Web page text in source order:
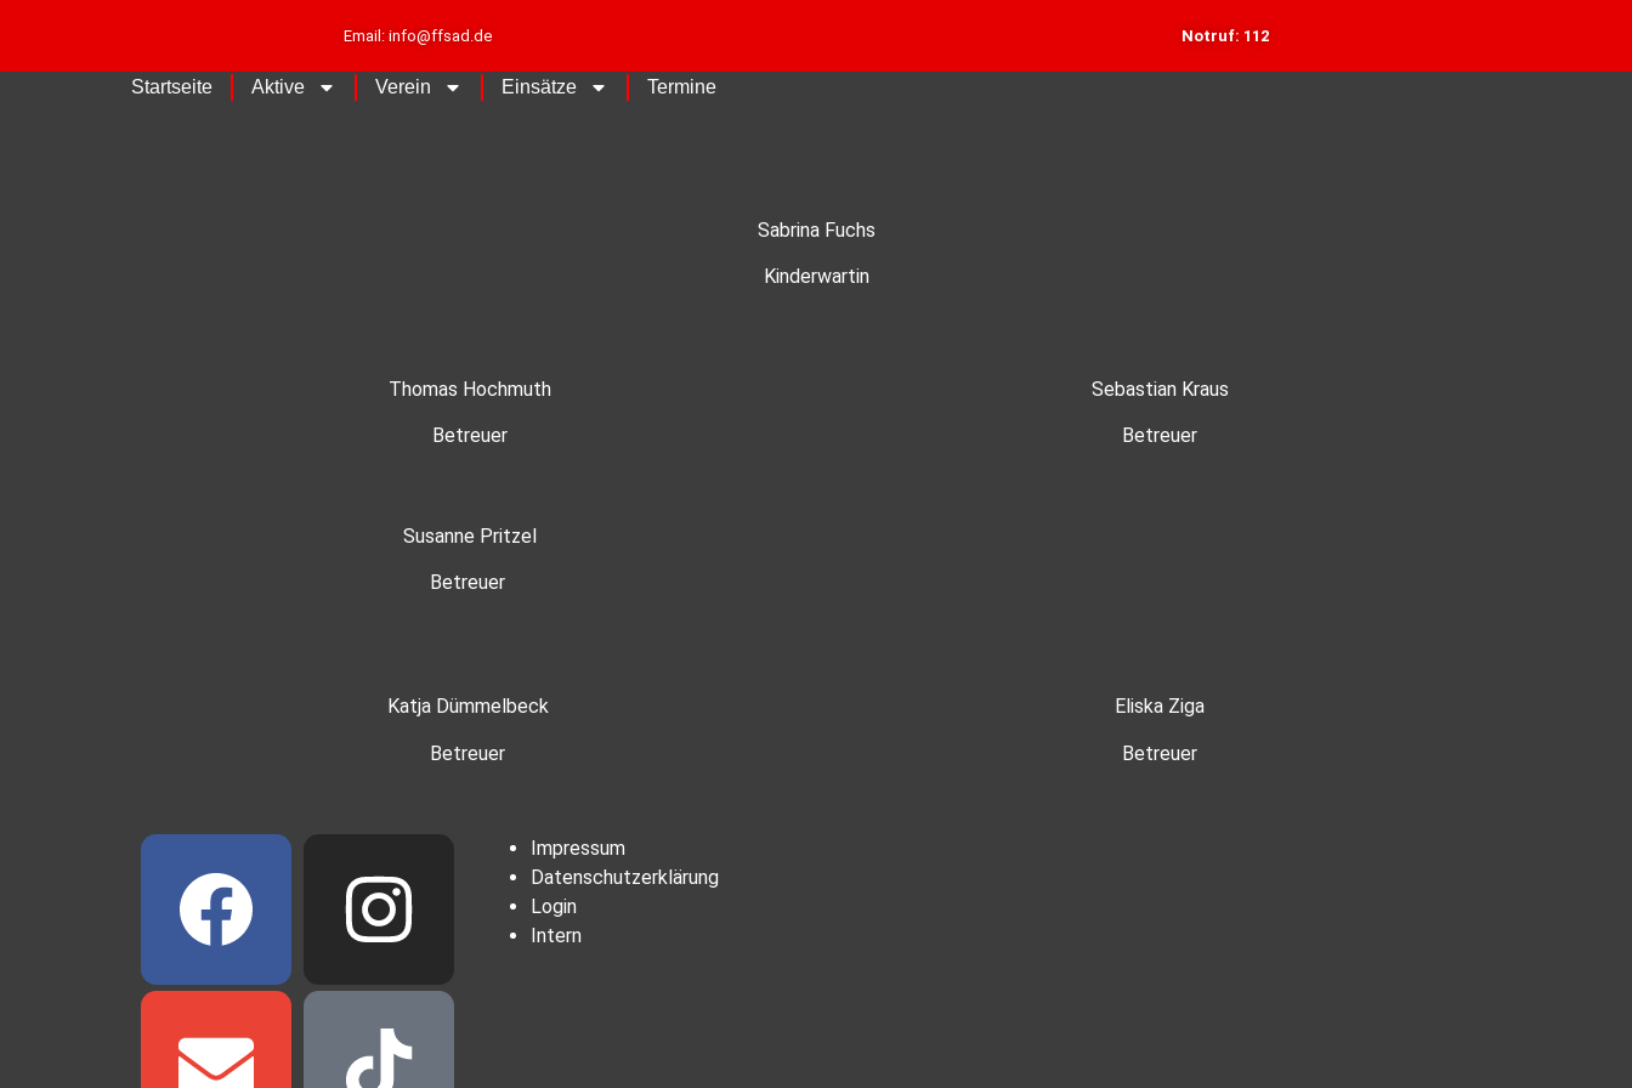
Email: info@ffsad.de Notruf: 112
Startseite Aktive Verein Einsätze Termine
Sabrina Fuchs
Kinderwartin
Thomas Hochmuth
Betreuer
Sebastian Kraus
Betreuer
Susanne Pritzel
Betreuer
Katja Dümmelbeck
Betreuer
Eliska Ziga
Betreuer
Impressum
Datenschutzerklärung
Login
Intern